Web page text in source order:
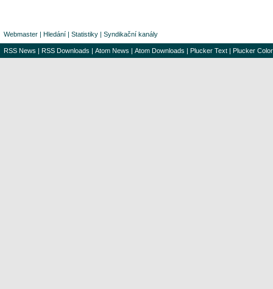
Webmaster | Hledání | Statistiky | Syndikační kanály
RSS News | RSS Downloads | Atom News | Atom Downloads | Plucker Text | Plucker Color